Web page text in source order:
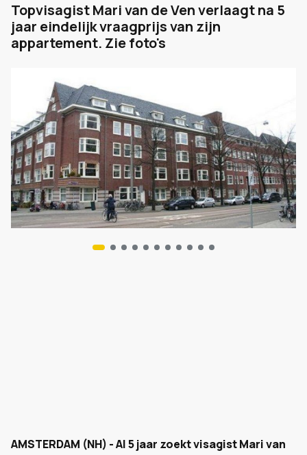
Topvisagist Mari van de Ven verlaagt na 5
jaar eindelijk vraagprijs van zijn
appartement. Zie foto's
AMSTERDAM (NH) - Al 5 jaar zoekt visagist Mari van